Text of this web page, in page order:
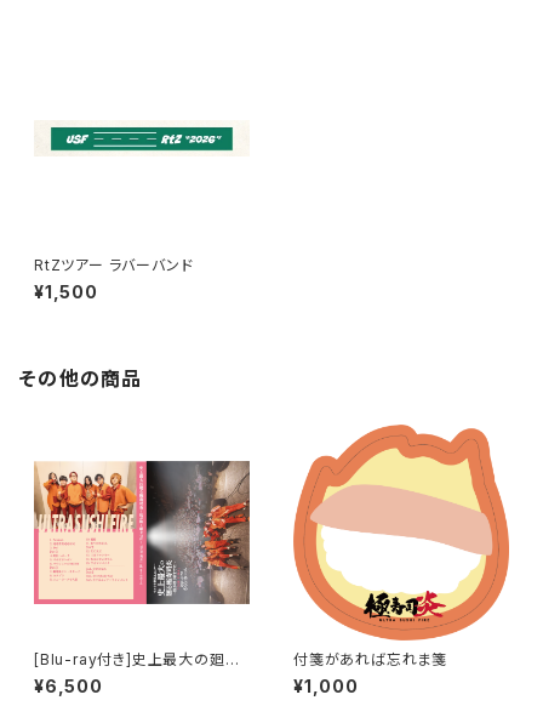
RtZツアー ラバーバンド
¥1,500
その他の商品
[Blu-ray付き]史上最大の廻る
極寿司炎〜桜が咲く頃までに〜
TOUR FINAL at さくらホール
¥6,500
付箋があれば忘れま箋
¥1,000